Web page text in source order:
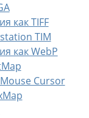
как TIFF
TIM
как WebP
Cursor